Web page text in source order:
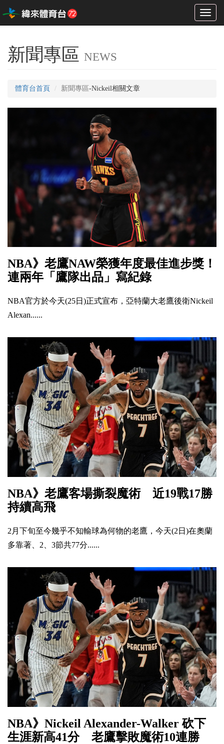
Toggle
新聞專區 NEWS
體育台首頁 新聞專區-Nickeil相關文章
NBA》老鷹NAW榮獲年度最佳進步獎！
連兩年「鷹隊出品」寫紀錄
NBA官方於今天(25日)正式宣布，亞特蘭大老鷹後衛Nickeil
Alexan......
NBA》老鷹客場撕裂魔術 近19戰17勝
持續高飛
2月下旬至今幾乎不知輸球為何物的老鷹，今天(2日)在奧蘭
多靠著、2、3節共77分......
NBA》Nickeil Alexander-Walker 砍下
生涯新高41分 老鷹擊敗魔術10連勝